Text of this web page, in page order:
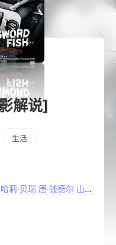
解说]
生活
哈莉·贝瑞 唐·钱德尔 山姆·夏普德